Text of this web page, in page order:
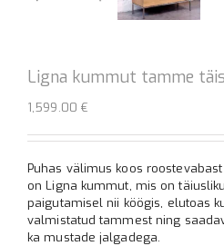
Ligna kummut tamme
1,599.00 €
Puhas välimus koos
on Ligna kummut, mis on
paigutamisel nii köögis, elutoas
valmistatud tammest ning
ka mustade jalgadega.